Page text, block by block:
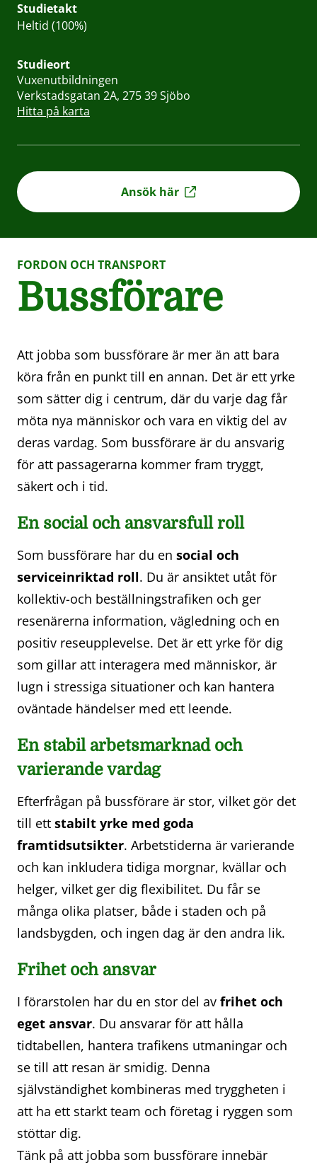
Studietakt
Heltid (100%)
Studieort
Vuxenutbildningen
Verkstadsgatan 2A, 275 39 Sjöbo
Hitta på karta
Ansök här
FORDON OCH TRANSPORT
Bussförare
Att jobba som bussförare är mer än att bara
köra från en punkt till en annan. Det är ett yrke
som sätter dig i centrum, där du varje dag får
möta nya människor och vara en viktig del av
deras vardag. Som bussförare är du ansvarig
för att passagerarna kommer fram tryggt,
säkert och i tid.
En social och ansvarsfull roll
Som bussförare har du en social och
serviceinriktad roll. Du är ansiktet utåt för
kollektiv-och beställningstrafiken och ger
resenärerna information, vägledning och en
positiv reseupplevelse. Det är ett yrke för dig
som gillar att interagera med människor, är
lugn i stressiga situationer och kan hantera
oväntade händelser med ett leende.
En stabil arbetsmarknad och
varierande vardag
Efterfrågan på bussförare är stor, vilket gör det
till ett stabilt yrke med goda
framtidsutsikter. Arbetstiderna är varierande
och kan inkludera tidiga morgnar, kvällar och
helger, vilket ger dig flexibilitet. Du får se
många olika platser, både i staden och på
landsbygden, och ingen dag är den andra lik.
Frihet och ansvar
I förarstolen har du en stor del av frihet och
eget ansvar. Du ansvarar för att hålla
tidtabellen, hantera trafikens utmaningar och
se till att resan är smidig. Denna
självständighet kombineras med tryggheten i
att ha ett starkt team och företag i ryggen som
stöttar dig.
Tänk på att jobba som bussförare innebär